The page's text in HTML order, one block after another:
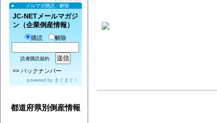
メルマガ購読・解除
JC-NETメールマガジ
ン（企業倒産情報）
購読 解除
読者購読規約
>> バックナンバー
powered by まぐまぐ！
都道府県別倒産情報